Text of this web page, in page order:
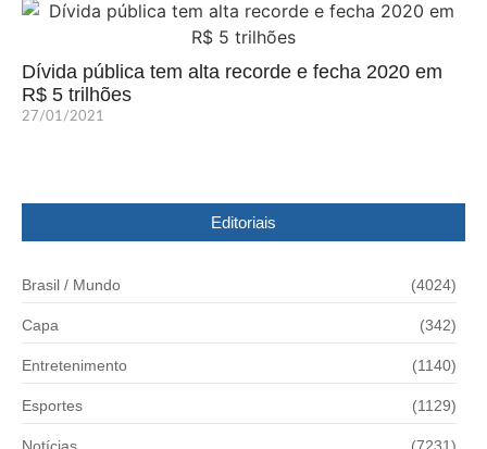
Dívida pública tem alta recorde e fecha 2020 em
R$ 5 trilhões
27/01/2021
Editoriais
Brasil / Mundo (4024)
Capa (342)
Entretenimento (1140)
Esportes (1129)